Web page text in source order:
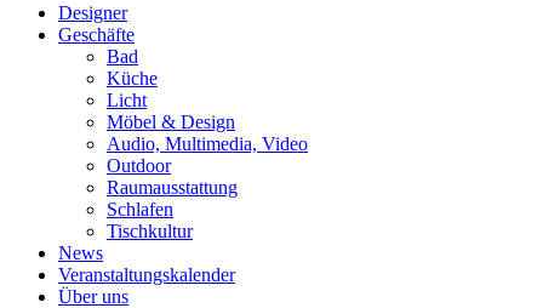
Designer
Geschäfte
Bad
Küche
Licht
Möbel & Design
Audio, Multimedia, Video
Outdoor
Raumausstattung
Schlafen
Tischkultur
News
Veranstaltungskalender
Über uns